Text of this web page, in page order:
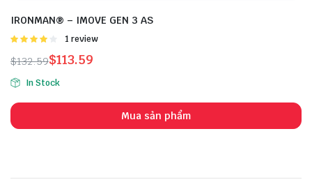
IRONMAN® – IMOVE GEN 3 AS
Được
4.005
1 review
$132.59
Giá
gốc
là:
$132.59.
$113.59
Giá
hiện
tại
là:
In Stock
Mua sản phẩm